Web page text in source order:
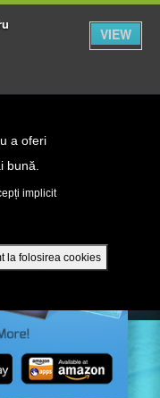
VIEW
a oferi
bună.
implicit
la folosirea cookies